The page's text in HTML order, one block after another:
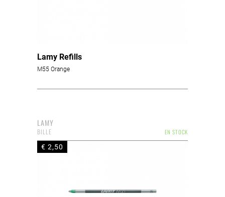
Lamy Refills
M55 Orange
LAMY
EN STOCK
BILLE
€ 2,50